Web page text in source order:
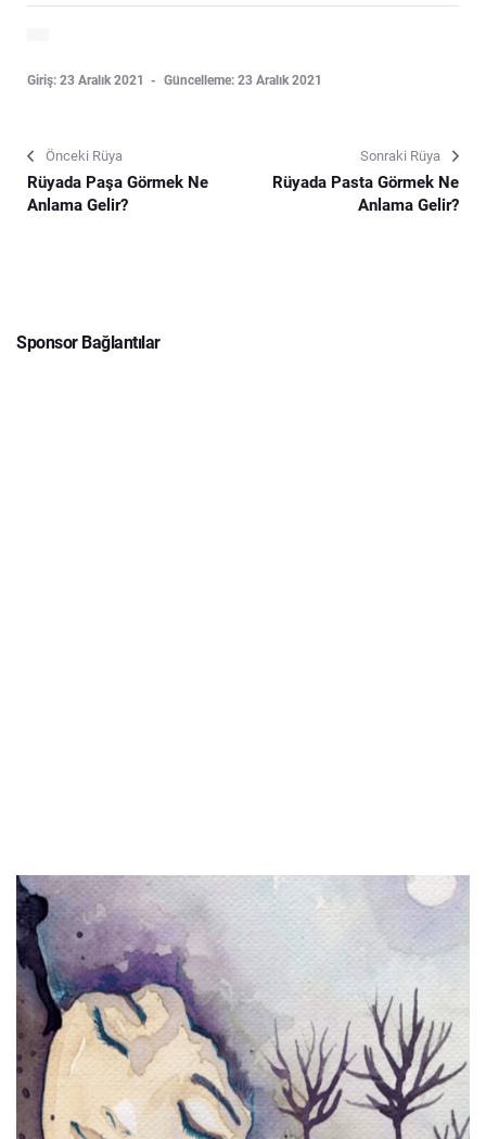
Giriş: 23 Aralık 2021 Güncelleme: 23 Aralık 2021
Önceki Rüya
Rüyada Paşa Görmek Ne
Anlama Gelir?
Sonraki Rüya
Rüyada Pasta Görmek Ne
Anlama Gelir?
Sponsor Bağlantılar